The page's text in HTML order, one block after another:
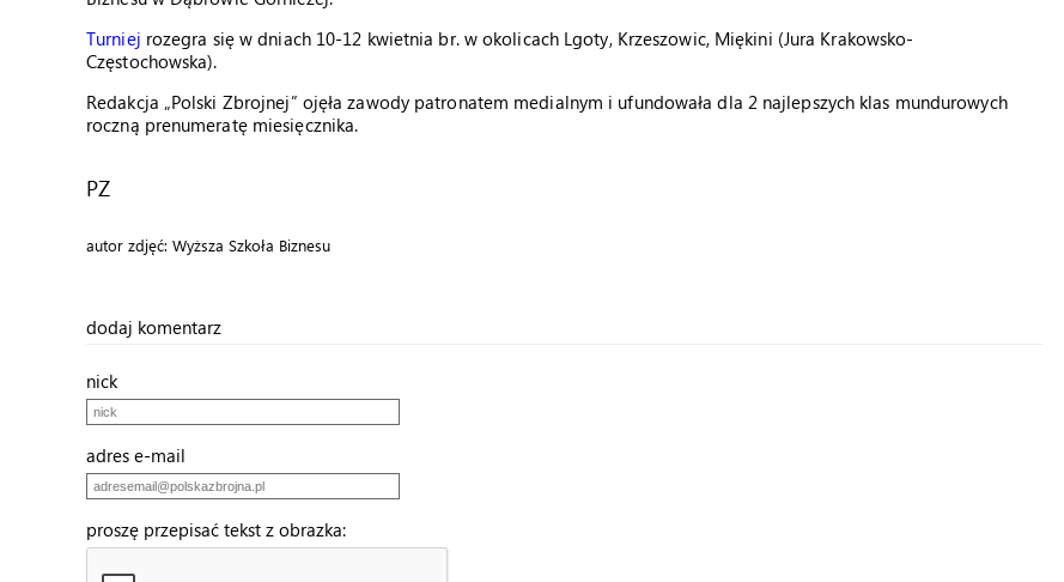
Turniej rozegra się w dniach 10-12 kwietnia br. w okolicach Lgoty, Krzeszowic, Miękini (Jura Krakowsko-
Częstochowska).
Redakcja „Polski Zbrojnej” ojęła zawody patronatem medialnym i ufundowała dla 2 najlepszych klas mundurowych
roczną prenumeratę miesięcznika.
PZ
autor zdjęć: Wyższa Szkoła Biznesu
dodaj komentarz
nick
adres e-mail
proszę przepisać tekst z obrazka: